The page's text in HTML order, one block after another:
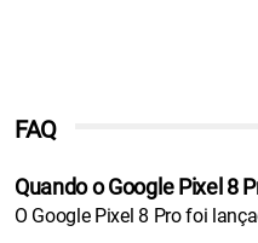
FAQ
Quando o Google Pixel 8
O Google Pixel 8 Pro foi